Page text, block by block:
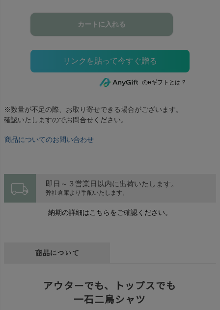
カートに入れる
のeギフトとは？
※数量が不足の際、お取り寄せできる場合がございます。
確認いたしますのでお問合せください。
商品についてのお問い合わせ
local_shipping 即日～３営業日以内に出荷いたします。
弊社倉庫より手配いたします。
納期の詳細はこちらをご確認ください。
商品について
アウターでも、トップスでも
一石二鳥シャツ